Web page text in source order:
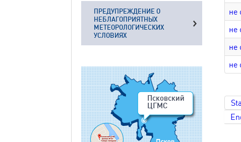
ПРЕДУПРЕЖДЕНИЕ О
НЕБЛАГОПРИЯТНЫХ
МЕТЕОРОЛОГИЧЕСКИХ
УСЛОВИЯХ
Псковский
ЦГМС
не
не
не
не